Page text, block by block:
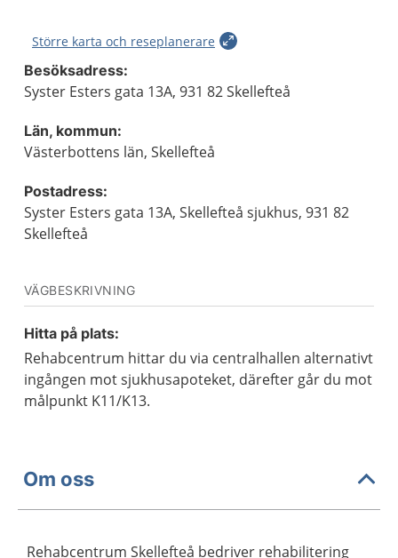
Större karta och reseplanerare
Besöksadress:
Syster Esters gata 13A, 931 82 Skellefteå
Län, kommun:
Västerbottens län, Skellefteå
Postadress:
Syster Esters gata 13A, Skellefteå sjukhus, 931 82
Skellefteå
VÄGBESKRIVNING
Hitta på plats:
Rehabcentrum hittar du via centralhallen alternativt
ingången mot sjukhusapoteket, därefter går du mot
målpunkt K11/K13.
Om oss
Rehabcentrum Skellefteå bedriver rehabilitering